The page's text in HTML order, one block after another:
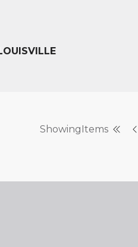
ShowingItems